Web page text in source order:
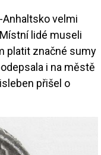
velmi
lidé museli
platit značné sumy
i na městě
přišel o